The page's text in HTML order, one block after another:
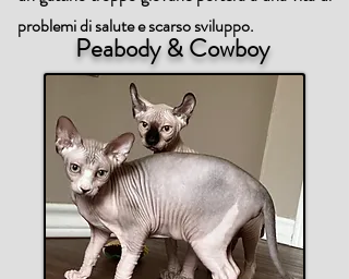
problemi di salute e scarso sviluppo.
Peabody & Cowboy